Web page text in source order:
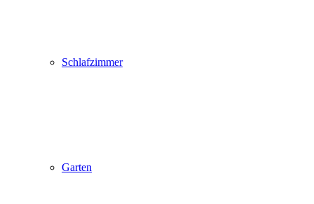
Schlafzimmer
Garten